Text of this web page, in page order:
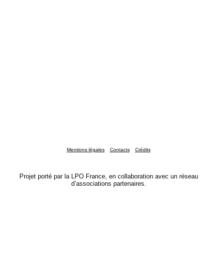
Mentions légales Contacts Crédits
Projet porté par la LPO France, en collaboration avec un réseau
d’associations partenaires.